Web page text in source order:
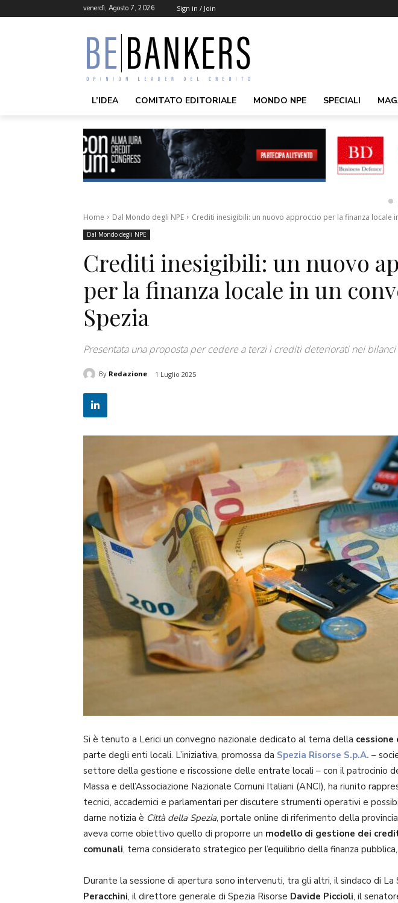
venerdì, Agosto 7, 2026 Sign in / Join
L’IDEA COMITATO EDITORIALE MONDO NPE SPECIALI
Home Dal Mondo degli NPE Crediti inesigibili: un nuovo approccio per la finanza locale
Dal Mondo degli NPE
Crediti inesigibili: un nuovo
per la finanza locale in un
Spezia
Presentata una proposta per cedere a terzi i crediti deteriorati nei
By Redazione 1 Luglio 2025
Si è tenuto a Lerici un convegno nazionale dedicato al tema della
parte degli enti locali. L’iniziativa, promossa da Spezia Risorse S.p.A. –
settore della gestione e riscossione delle entrate locali – con il patrocinio
Massa e dell’Associazione Nazionale Comuni Italiani (ANCI), ha riunito
tecnici, accademici e parlamentari per discutere strumenti operativi e
darne notizia è Città della Spezia, portale online di riferimento della provincia
aveva come obiettivo quello di proporre un modello di gestione dei
comunali, tema considerato strategico per l’equilibrio della finanza
Durante la sessione di apertura sono intervenuti, tra gli altri, il sindaco di La
Peracchini, il direttore generale di Spezia Risorse Davide Piccioli, il